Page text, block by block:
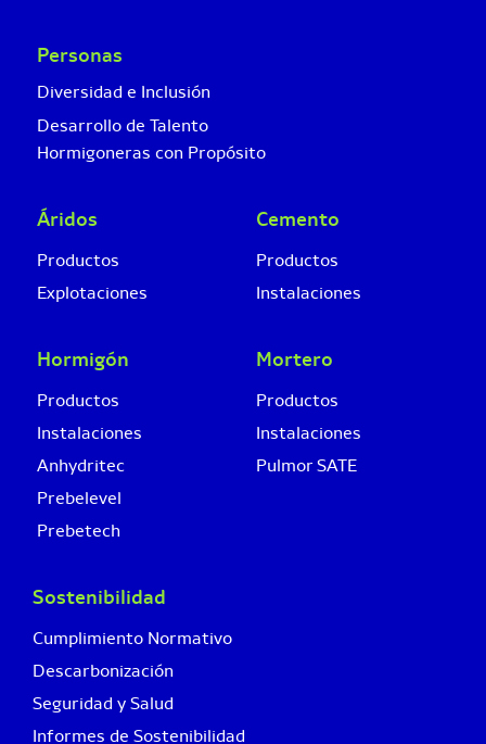
Personas
Diversidad e Inclusión
Desarrollo de Talento
Hormigoneras con Propósito
Áridos
Productos
Explotaciones
Hormigón
Productos
Instalaciones
Anhydritec
Prebelevel
Prebetech
Cemento
Productos
Instalaciones
Mortero
Productos
Instalaciones
Pulmor SATE
Sostenibilidad
Cumplimiento Normativo
Descarbonización
Seguridad y Salud
Informes de Sostenibilidad